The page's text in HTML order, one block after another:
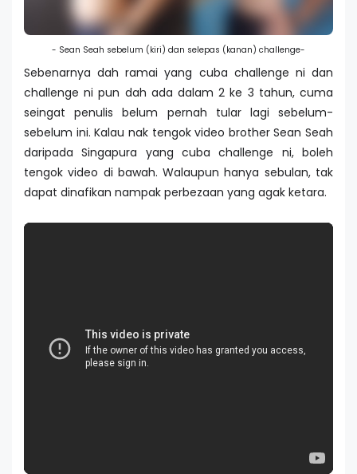
- Sean Seah sebelum (kiri) dan selepas (kanan) challenge-
Sebenarnya dah ramai yang cuba challenge ni dan
challenge ni pun dah ada dalam 2 ke 3 tahun, cuma
seingat penulis belum pernah tular lagi sebelum-
sebelum ini. Kalau nak tengok video brother Sean Seah
daripada Singapura yang cuba challenge ni, boleh
tengok video di bawah. Walaupun hanya sebulan, tak
dapat dinafikan nampak perbezaan yang agak ketara.